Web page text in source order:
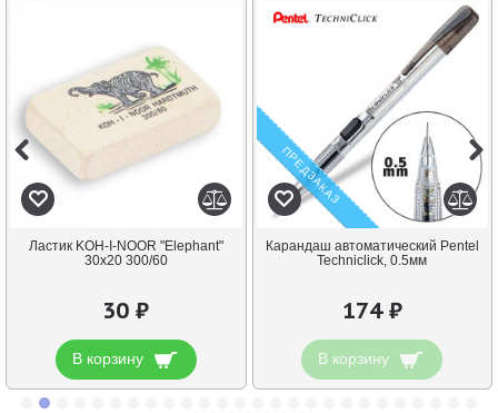
Ластик KOH-I-NOOR "Elephant"
30х20 300/60
30 ₽
В корзину
ПРЕДЗАКАЗ
Карандаш автоматический Pentel
Techniclick, 0.5мм
174 ₽
В корзину